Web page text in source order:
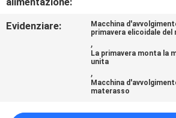
VR
Evidenziare:
Macchina
primavera elicoidale del
,
La primavera monta la
unita
,
Macchina
materasso